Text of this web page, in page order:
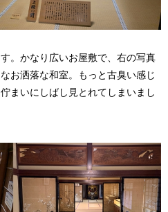
。かなり広いお屋敷で、右の写真
お洒落な和室。もっと古臭い感じ
まいにしばし見とれてしまいまし